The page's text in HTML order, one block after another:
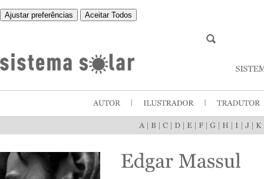
Ajustar preferências Aceitar Todos